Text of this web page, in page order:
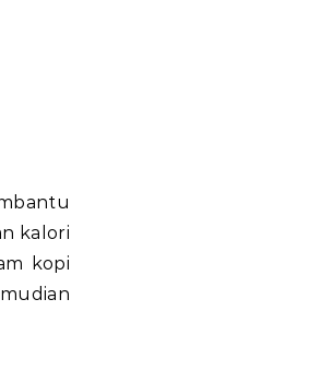
kalori
kopi